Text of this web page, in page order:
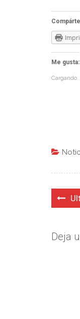
Me gusta:
Cargando...
Deja